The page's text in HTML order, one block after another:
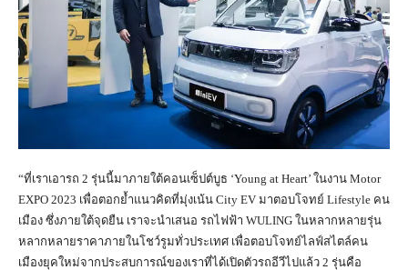
“ที่เราเอารถ 2 รุ่นนี้มาภายใต้คอนเซ็ปต์บูธ ‘Young at Heart’ ในงาน Motor
EXPO 2023 เพื่อตอกย้ำแนวคิดที่มุ่งเน้น City EV มาตอบโจทย์ Lifestyle คน
เมือง ซึ่งภายใต้จุดยืน เราจะนำเสนอ รถไฟฟ้า WULING ในหลากหลายรุ่น
หลากหลายราคาภายในโชว์รูมทั่วประเทศ เพื่อตอบโจทย์ไลฟ์สไตล์คน
เมืองยุคใหม่จากประสบการณ์ของเราที่ได้เปิดตัวรถอีวีไปแล้ว 2 รุ่นคือ